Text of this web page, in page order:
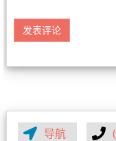
导航